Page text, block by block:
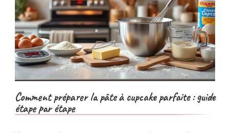
Comment préparer la pâte à cupcake parfaite : guide
étape par étape